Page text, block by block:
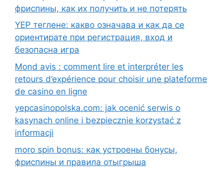
фриспины, как их получить и не потерять
YEP теглене: какво означава и как да се
ориентирате при регистрация, вход и
безопасна игра
Mond avis : comment lire et interpréter les
retours d’expérience pour choisir une plateforme
de casino en ligne
yepcasinopolska.com: jak ocenić serwis o
kasynach online i bezpiecznie korzystać z
informacji
moro spin bonus: как устроены бонусы,
фриспины и правила отыгрыша